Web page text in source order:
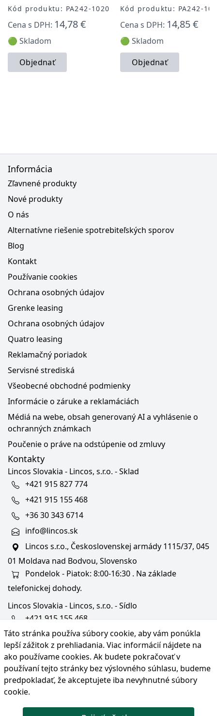
Kód produktu: PA242-1020
Cena s DPH: 14,78 €
🟢 Skladom
Objednať
Kód produktu: PA242-
Cena s DPH: 14,85 €
🟢 Skladom
Objednať
Táto stránka používa súbory cookie, aby vám ponúkla
lepší zážitok z prehliadania. Viac informácií nájdete na
ako používame cookies. Ak budete pokračovať v
používaní tejto stránky bez výslovného súhlasu, budeme
predpokladať, že akceptujete iba nevyhnutné súbory
cookie.
Informácia
Zľavnené produkty
Nové produkty
O nás
Alternatívne riešenie spotrebiteľských sporov
Blog
Kontakt
Používanie cookies
Ochrana osobných údajov
Grenke leasing
Ochrana osobných údajov
Quatro leasing
Reklamačný poriadok
Servisné strediská
Všeobecné obchodné podmienky
Informácie o záruke a reklamáciách
Médiá na webe, obsah generovaný AI a vyhlásenie o
ochranných známkach
Poučenie o práve na odstúpenie od zmluvy
Kontakty
Lincos Slovakia - Lincos, s.r.o. - Sklad
+421 915 827 774
+421 915 155 468
+36 30 343 6714
info@lincos.sk
Lincos s.r.o., Československej armády 1115/37, 045
01 Moldava nad Bodvou, Slovensko
Pondelok - Piatok: 8:00-16:30 . Na základe
telefonickej dohody.
Lincos Slovakia - Lincos, s.r.o. - Sídlo
+421 915 155 468
+36/30 343 6714
bratislava@lincos.sk
Lincos s.r.o., Rustaveliho 4, 831 06 Bratislava - m. č.
Rača, Slovensko
Iba sídlo firmy